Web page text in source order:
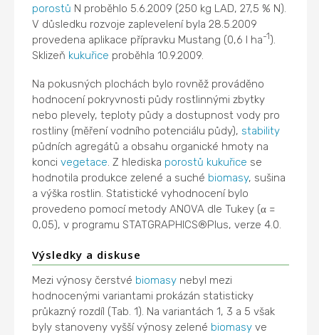
porostů N proběhlo 5.6.2009 (250 kg LAD, 27,5 % N).
V důsledku rozvoje zaplevelení byla 28.5.2009
provedena aplikace přípravku Mustang (0,6 l ha-1).
Sklizeň kukuřice proběhla 10.9.2009.
Na pokusných plochách bylo rovněž prováděno
hodnocení pokryvnosti půdy rostlinnými zbytky
nebo plevely, teploty půdy a dostupnost vody pro
rostliny (měření vodního potenciálu půdy), stability
půdních agregátů a obsahu organické hmoty na
konci vegetace. Z hlediska porostů kukuřice se
hodnotila produkce zelené a suché biomasy, sušina
a výška rostlin. Statistické vyhodnocení bylo
provedeno pomocí metody ANOVA dle Tukey (α=
0,05), v programu STATGRAPHICS®Plus, verze 4.0.
Výsledky a diskuse
Mezi výnosy čerstvé biomasynebyl mezi
hodnocenými variantami prokázán statisticky
průkazný rozdíl (Tab. 1). Na variantách 1, 3 a 5 však
byly stanoveny vyšší výnosy zelené biomasyve